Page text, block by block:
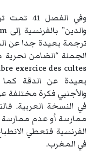
وفي
ترجمة بعيدة جدا عن
بعيدة عن الدقة كما
والأجنبي فكرة مختلفة
في النسخة العربية.
ممارسة أو عدم ممارسة
الفرنسية فتعطي
في المغرب.